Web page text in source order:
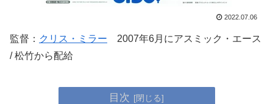
2022.07.06
監督： クリス・ミラー 2007年6月にアスミック・エース
/ 松竹から配給
目次